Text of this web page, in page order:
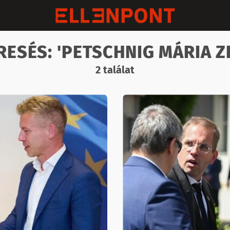
'PETSCHNIG MÁRIA
2 találat